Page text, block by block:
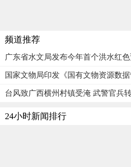
频道推荐
广东省水文局发布今年首个洪水红
国家文物局印发《国有文物资源数据
台风致广西横州村镇受淹 武警官兵
24小时新闻排行